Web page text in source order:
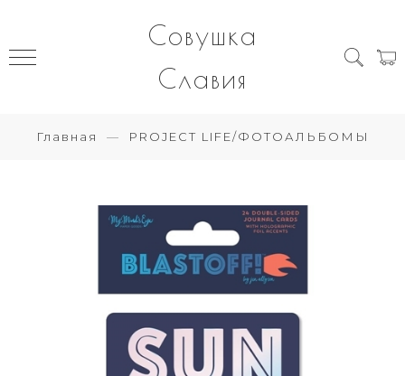
Совушка
Славия
Главная PROJECT LIFE/ФОТОАЛЬБОМЫ